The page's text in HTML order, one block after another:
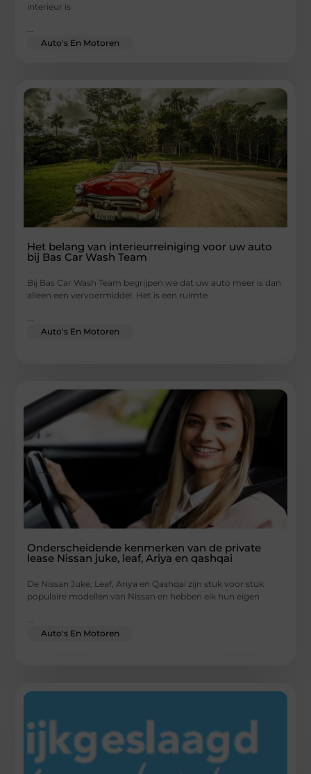
interieur is
...
Auto's En Motoren
Het belang van interieurreiniging voor uw auto
bij Bas Car Wash Team
Bij Bas Car Wash Team begrijpen we dat uw auto meer is dan
alleen een vervoermiddel. Het is een ruimte
...
Auto's En Motoren
Onderscheidende kenmerken van de private
lease Nissan juke, leaf, Ariya en qashqai
De Nissan Juke, Leaf, Ariya en Qashqai zijn stuk voor stuk
populaire modellen van Nissan en hebben elk hun eigen
Auto's En Motoren